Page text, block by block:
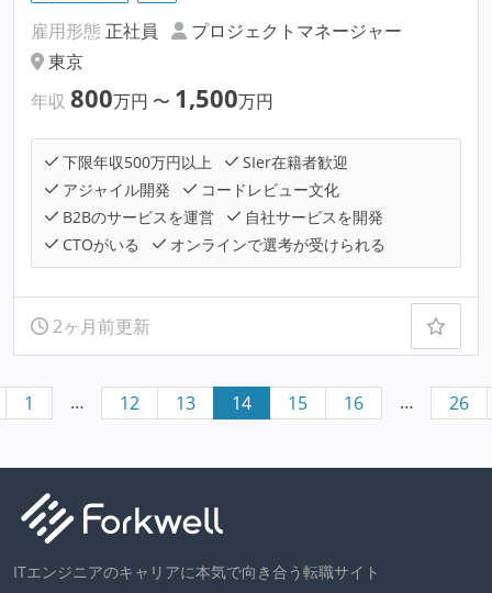
雇用形態 正社員
プロジェクトマネージャー
東京
年収 800万円 〜 1,500万円
下限年収500万円以上
SIer在籍者歓迎
アジャイル開発
コードレビュー文化
B2Bのサービスを運営
自社サービスを開発
CTOがいる
オンラインで選考が受けられる
2ヶ月前更新
1 … 12 13 14 15 16 … 26
ITエンジニアのキャリアに本気で向き合う転職サイト